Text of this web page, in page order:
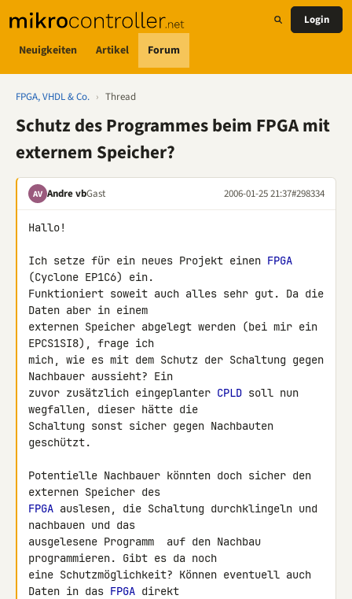
Neuigkeiten Artikel Forum
Login
FPGA, VHDL & Co. › Thread
Schutz des Programmes beim FPGA mit
externem Speicher?
AV Andre vbGast 2006-01-25 21:37#298334
Hallo!
Ich setze für ein neues Projekt einen FPGA
(Cyclone EP1C6) ein.
Funktioniert soweit auch alles sehr gut. Da die
Daten aber in einem
externen Speicher abgelegt werden (bei mir ein
EPCS1SI8), frage ich
mich, wie es mit dem Schutz der Schaltung gegen
Nachbauer aussieht? Ein
zuvor zusätzlich eingeplanter CPLD soll nun
wegfallen, dieser hätte die
Schaltung sonst sicher gegen Nachbauten
geschützt.
Potentielle Nachbauer könnten doch sicher den
FPGA auslesen, die Schaltung durchklingeln und
nachbauen und das
ausgelesene Programm  auf den Nachbau
programmieren. Gibt es da noch
eine Schutzmöglichkeit? Können eventuell auch
Daten in das FPGA direkt